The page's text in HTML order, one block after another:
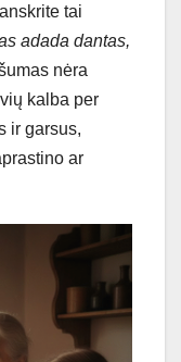
tai
adada dantas,
nėra
kalba per
ir garsus,
ar